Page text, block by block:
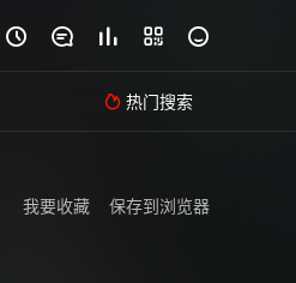
    
 热门搜索
保存到浏览器
我要收藏